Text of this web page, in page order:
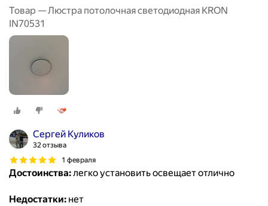
Товар — Люстра потолочная светодиодная KRON
IN70531
Сергей Куликов
32 отзыва
1 февраля
Достоинства:легко установить освещает отлично
Недостатки: нет